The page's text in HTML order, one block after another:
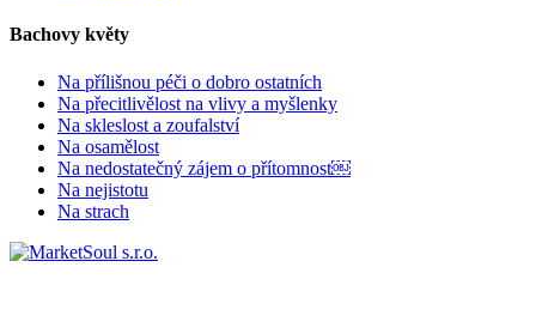
Bachovy květy
Na přílišnou péči o dobro ostatních
Na přecitlivělost na vlivy a myšlenky
Na skleslost a zoufalství
Na osamělost
Na nedostatečný zájem o přítomnost￼
Na nejistotu
Na strach